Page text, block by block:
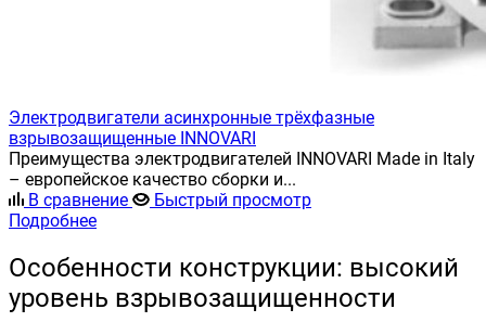
Электродвигатели асинхронные трёхфазные
взрывозащищенные INNOVARI
Преимущества электродвигателей INNOVARI Made in Italy
– европейское качество сборки и...
В сравнение
Быстрый просмотр
Подробнее
Особенности конструкции: высокий
уровень взрывозащищенности